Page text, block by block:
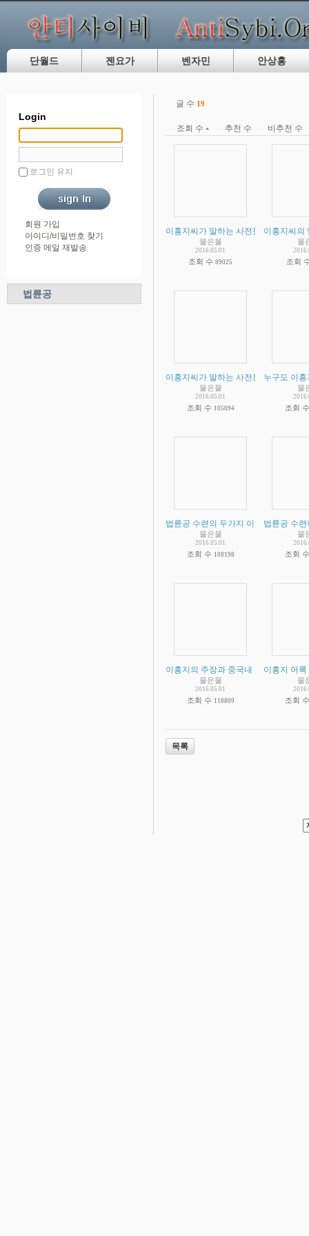
단월드 젠요가 벤자민 안상홍
Login
로그인 유지
회원 가입
아이디/비밀번호 찾기
인증 메일 재발송
법륜공
글 수 19
조회 수 추천 수 비추천 수
이홍지씨가 말하는 사전문화 증거 비
물은물
2016.05.01
조회 수 89025
이홍지씨의
물
조회
이홍지씨가 말하는 사전문화 증거 비
물은물
2016.05.01
조회 수 105094
누구도 이
물
조회
법륜공 수련의 두가지 이슈 (2 )
물은물
2016.05.01
조회 수 108198
법륜공 수
물
조회
이홍지의 주장과 중국내 수련자들을
물은물
2016.05.01
조회 수 118809
이홍지 어
물
조회
목록